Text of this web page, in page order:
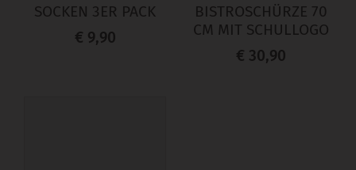
SOCKEN 3ER PACK
€ 9,90
BISTROSCHÜRZE 70
CM MIT SCHULLOGO
€ 30,90